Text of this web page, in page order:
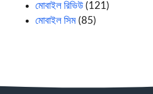
মোবাইল রিভিউ (121)
মোবাইল সিম (85)